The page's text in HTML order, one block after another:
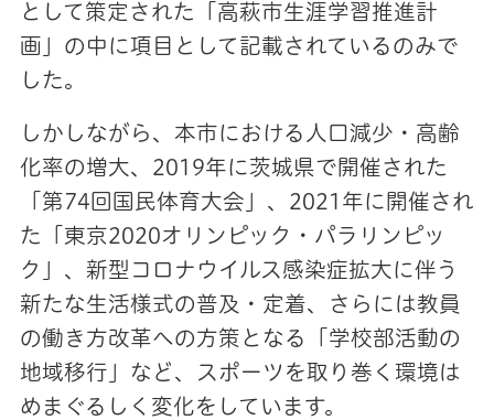
として策定された「高萩市生涯学習推進計
画」の中に項目として記載されているのみで
した。
しかしながら、本市における人口減少・高齢
化率の増大、2019年に茨城県で開催された
「第74回国民体育大会」、2021年に開催され
た「東京2020オリンピック・パラリンピッ
ク」、新型コロナウイルス感染症拡大に伴う
新たな生活様式の普及・定着、さらには教員
の働き方改革への方策となる「学校部活動の
地域移行」など、スポーツを取り巻く環境は
めまぐるしく変化をしています。